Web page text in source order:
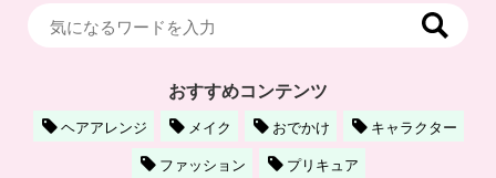
おすすめコンテンツ
ヘアアレンジ メイク おでかけ
キャラクター
ファッション
プリキュア